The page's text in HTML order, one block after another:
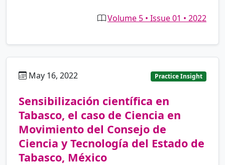
Volume 5 • Issue 01 • 2022
May 16, 2022 Practice Insight
Sensibilización científica en
Tabasco, el caso de Ciencia en
Movimiento del Consejo de
Ciencia y Tecnología del Estado de
Tabasco, México